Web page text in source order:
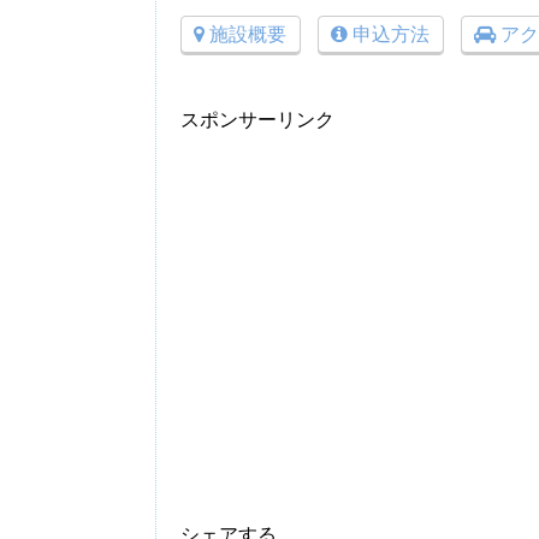
施設概要 申込方法 ア
スポンサーリンク
シェアする